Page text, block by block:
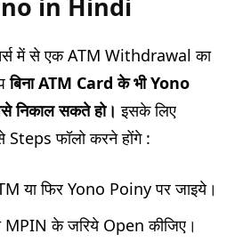
in Hindi
में से एक ATM Withdrawal का
बिनाATM Cardके भी Yono
निकाल सकते हो। इसके लिए
फॉलो करने होंगे :
या फिर Yono Poiny पर जाइये।
के जरिये Open कीजिए।